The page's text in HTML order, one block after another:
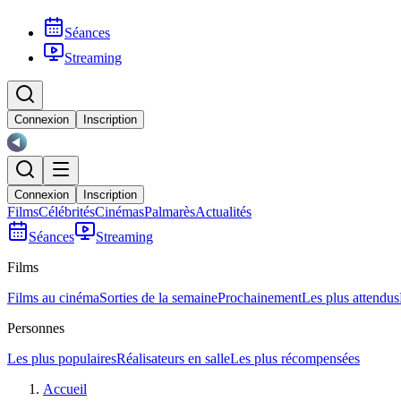
Séances
Streaming
Connexion Inscription
Connexion Inscription
FilmsCélébritésCinémasPalmarèsActualités
Séances
Streaming
Films
Films au cinémaSorties de la semaineProchainementLes plus attendus
Personnes
Les plus populairesRéalisateurs en salleLes plus récompensées
Accueil